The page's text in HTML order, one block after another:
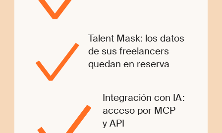
Talent Mask: los datos
de sus freelancers
quedan en reserva
Integración con IA:
acceso por MCP
y API